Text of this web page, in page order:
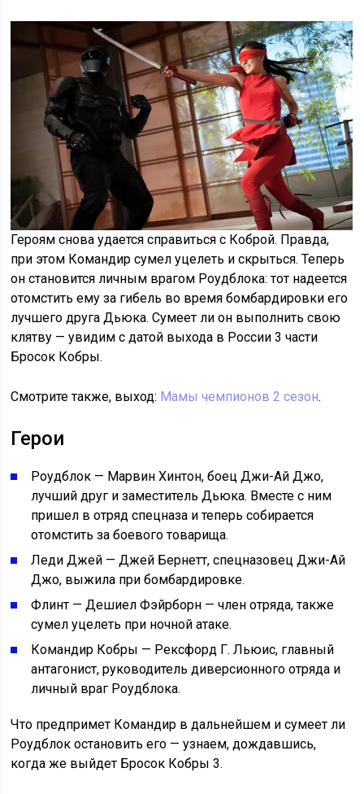
Героям снова удается справиться с Коброй. Правда,
при этом Командир сумел уцелеть и скрыться. Теперь
он становится личным врагом Роудблока: тот надеется
отомстить ему за гибель во время бомбардировки его
лучшего друга Дьюка. Сумеет ли он выполнить свою
клятву — увидим с датой выхода в России 3 части
Бросок Кобры.
Смотрите также, выход: Мамы чемпионов 2 сезон.
Герои
Роудблок — Марвин Хинтон, боец Джи-Ай Джо,
лучший друг и заместитель Дьюка. Вместе с ним
пришел в отряд спецназа и теперь собирается
отомстить за боевого товарища.
Леди Джей — Джей Бернетт, спецназовец Джи-Ай
Джо, выжила при бомбардировке.
Флинт — Дешиел Фэйрборн — член отряда, также
сумел уцелеть при ночной атаке.
Командир Кобры — Рексфорд Г. Льюис, главный
антагонист, руководитель диверсионного отряда и
личный враг Роудблока.
Что предпримет Командир в дальнейшем и сумеет ли
Роудблок остановить его — узнаем, дождавшись,
когда же выйдет Бросок Кобры 3.